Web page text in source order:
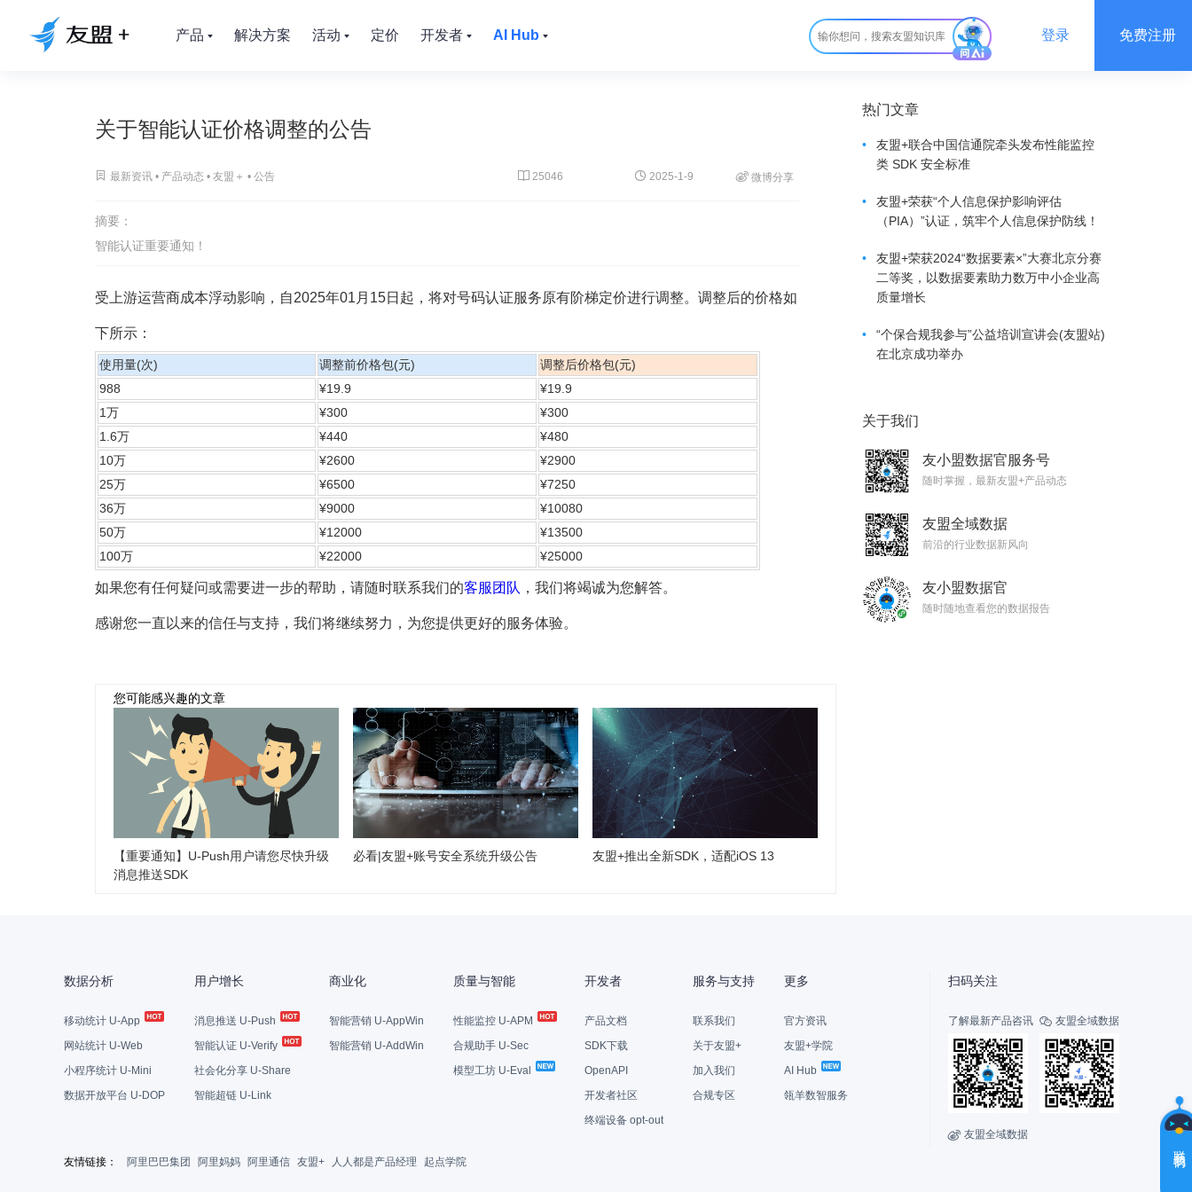
产品 解决方案 活动 定价 开发者 AI Hub 登录 免费注册
关于智能认证价格调整的公告
 最新资讯 • 产品动态 • 友盟＋ • 公告  25046  2025-1-9  微博分享
摘要：
智能认证重要通知！
受上游运营商成本浮动影响，自2025年01月15日起，将对号码认证服务原有阶梯定价进行调整。调整后的价格如
下所示：
使用量(次) 调整前价格包(元)
调整后价格包(元)
988
¥19.9
¥19.9
1万
¥300
¥300
1.6万
¥440
¥480
10万
¥2600
¥2900
25万
¥6500
¥7250
36万
¥9000
¥10080
50万
¥12000
¥13500
100万
¥22000 ¥25000
如果您有任何疑问或需要进一步的帮助，请随时联系我们的客服团队 ，我们将竭诚为您解答。
感谢您一直以来的信任与支持，我们将继续努力，为您提供更好的服务体验。
您可能感兴趣的文章
【重要通知】U-Push用户请您尽快升级
消息推送SDK
必看|友盟+账号安全系统升级公告 友盟+推出全新SDK，适配iOS 13
热门文章
•
友盟+联合中国信通院牵头发布性能监控
类 SDK 安全标准
•
友盟+荣获“个人信息保护影响评估
（PIA）”认证，筑牢个人信息保护防线！
•
友盟+荣获2024“数据要素×”大赛北京分赛
二等奖，以数据要素助力数万中小企业高
质量增长
•
“个保合规我参与”公益培训宣讲会(友盟站)
在北京成功举办
关于我们
友小盟数据官服务号
随时掌握，最新友盟+产品动态
友盟全域数据
前沿的行业数据新风向
友小盟数据官
随时随地查看您的数据报告
扫码关注
了解最新产品咨讯  友盟全域数据
 友盟全域数据
数据分析
移动统计 U-App
网站统计 U-Web
小程序统计 U-Mini
数据开放平台 U-DOP
用户增长
消息推送 U-Push
智能认证 U-Verify
社会化分享 U-Share
智能超链 U-Link
商业化
智能营销 U-AppWin
智能营销 U-AddWin
质量与智能
性能监控 U-APM
合规助手 U-Sec
模型工坊 U-Eval
开发者
产品文档
SDK下载
OpenAPI
开发者社区
终端设备 opt-out
服务与支持
联系我们
关于友盟+
加入我们
合规专区
更多
官方资讯
友盟+学院
AI Hub
瓴羊数智服务
友情链接： 阿里巴巴集团 阿里妈妈 阿里通信 友盟+ 人人都是产品经理 起点学院
您
的